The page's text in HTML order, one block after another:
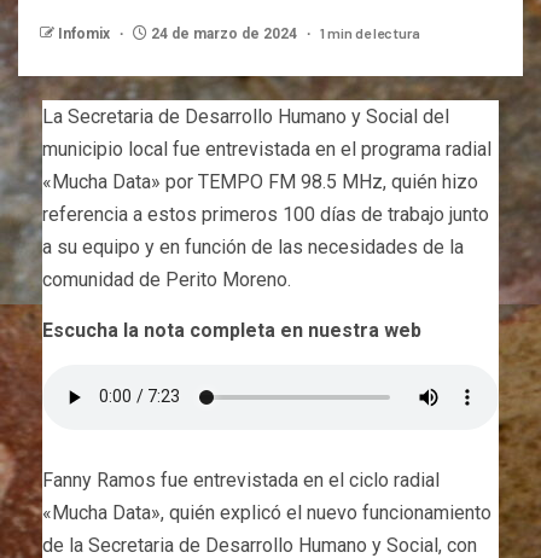
Infomix 24 de marzo de 2024 1 min de lectura
La Secretaria de Desarrollo Humano y Social del
municipio local fue entrevistada en el programa radial
«Mucha Data» por TEMPO FM 98.5 MHz, quién hizo
referencia a estos primeros 100 días de trabajo junto
a su equipo y en función de las necesidades de la
comunidad de Perito Moreno.
Escucha la nota completa en nuestra web
Fanny Ramos fue entrevistada en el ciclo radial
«Mucha Data», quién explicó el nuevo funcionamiento
de la Secretaria de Desarrollo Humano y Social, con